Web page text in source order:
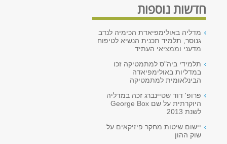
חדשות נוספות
מדליה באולימפיאדת הכימיה לנדב
גנוסר, תלמיד תכנית הנשיא לטיפוח
מדעני וממציאי העתיד
תלמידי ביה"ס למתמטיקה זכו
במדליות באולימפיאדה
הבינלאומית למתמטיקה
פרופ' דוד שטיינברג זכה במדליה
היוקרתית על שם George Box
לשנת 2013
יישום שיטות מחקר פיזיקאים על
שוק ההון